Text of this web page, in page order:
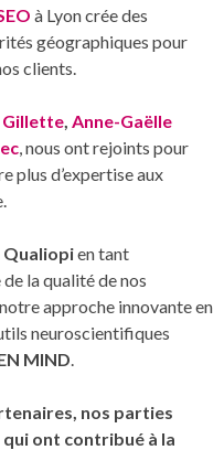
à Lyon crée des
géographiques pour
clients.
Gillette, Anne-Gaëlle
, nous ont rejoints pour
plus d’expertise aux
Qualiopien tant
la qualité de nos
approche innovante en
neuroscientifiques
MIND.
nos parties
ont contribué à la